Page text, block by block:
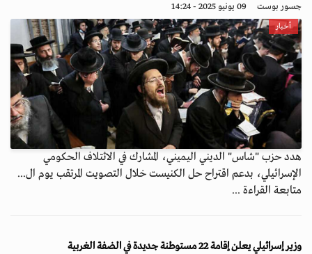
جسور بوست 09 يونيو 2025 - 14:24
أخبار
هدد حزب "شاس" الديني اليميني، المشارك في الائتلاف الحكومي
الإسرائيلي، بدعم اقتراح حل الكنيست خلال التصويت المرتقب يوم ال...
متابعة القراءة ...
وزير إسرائيلي يعلن إقامة 22 مستوطنة جديدة في الضفة الغربية